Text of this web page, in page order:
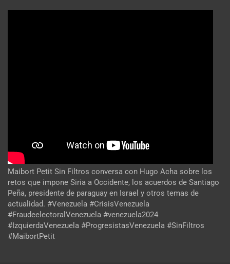
Maibort Petit Sin Filtros conversa con Hugo Acha sobre los
retos que impone Siria a Occidente, los acuerdos de Santiago
Peña, presidente de paraguay en Israel y otros temas de
actualidad. #Venezuela #CrisisVenezuela
#FraudeelectoralVenezuela #venezuela2024
#IzquierdaVenezuela #ProgresistasVenezuela #SinFiltros
#MaibortPetit